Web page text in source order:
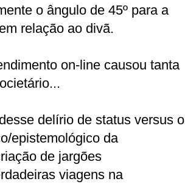
o ângulo de 45º para a
relação ao divã.
on-line causou tanta
delírio de status versus o
epistemológico da
de jargões
viagens na